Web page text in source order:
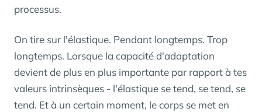
processus.
On tire sur l'élastique. Pendant longtemps. Trop
longtemps. Lorsque la capacité d'adaptation
devient de plus en plus importante par rapport à tes
valeurs intrinsèques - l'élastique se tend, se tend, se
tend. Et à un certain moment, le corps se met en